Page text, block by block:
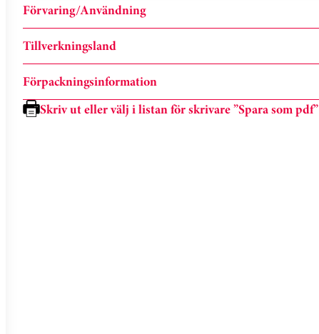
Förvaring/Användning
Tillverkningsland
Förpackningsinformation
Skriv ut eller välj i listan för skrivare ”Spara som pdf”